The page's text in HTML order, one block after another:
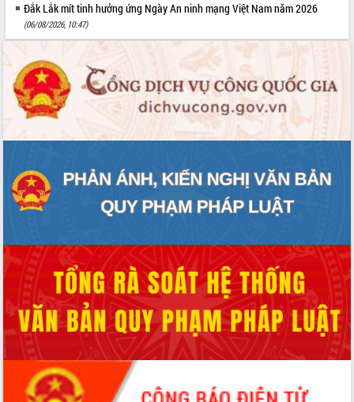
Đắk Lắk mít tinh hưởng ứng Ngày An ninh mạng Việt Nam năm 2026
(06/08/2026, 10:47)